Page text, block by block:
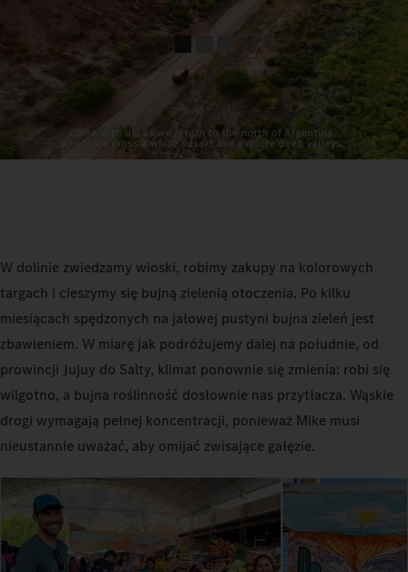
W dolinie zwiedzamy wioski, robimy zakupy na kolorowych
targach i cieszymy się bujną zielenią otoczenia. Po kilku
miesiącach spędzonych na jałowej pustyni bujna zieleń jest
zbawieniem. W miarę jak podróżujemy dalej na południe, od
prowincji Jujuy do Salty, klimat ponownie się zmienia: robi się
wilgotno, a bujna roślinność dosłownie nas przytłacza. Wąskie
drogi wymagają pełnej koncentracji, ponieważ Mike musi
nieustannie uważać, aby omijać zwisające gałęzie.